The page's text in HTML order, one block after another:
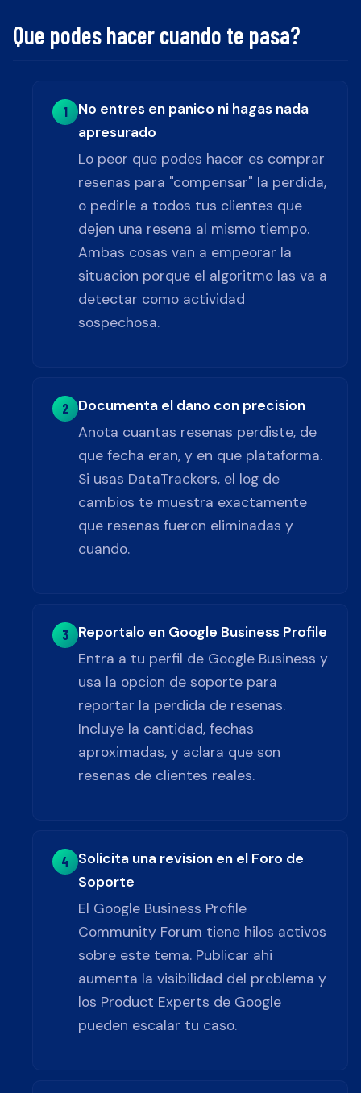
Que podes hacer cuando te pasa?
1
No entres en panico ni hagas nada
apresurado
Lo peor que podes hacer es comprar
resenas para "compensar" la perdida,
o pedirle a todos tus clientes que
dejen una resena al mismo tiempo.
Ambas cosas van a empeorar la
situacion porque el algoritmo las va a
detectar como actividad
sospechosa.
2
Documenta el dano con precision
Anota cuantas resenas perdiste, de
que fecha eran, y en que plataforma.
Si usas DataTrackers, el log de
cambios te muestra exactamente
que resenas fueron eliminadas y
cuando.
3
Reportalo en Google Business Profile
Entra a tu perfil de Google Business y
usa la opcion de soporte para
reportar la perdida de resenas.
Incluye la cantidad, fechas
aproximadas, y aclara que son
resenas de clientes reales.
4
Solicita una revision en el Foro de
Soporte
El Google Business Profile
Community Forum tiene hilos activos
sobre este tema. Publicar ahi
aumenta la visibilidad del problema y
los Product Experts de Google
pueden escalar tu caso.